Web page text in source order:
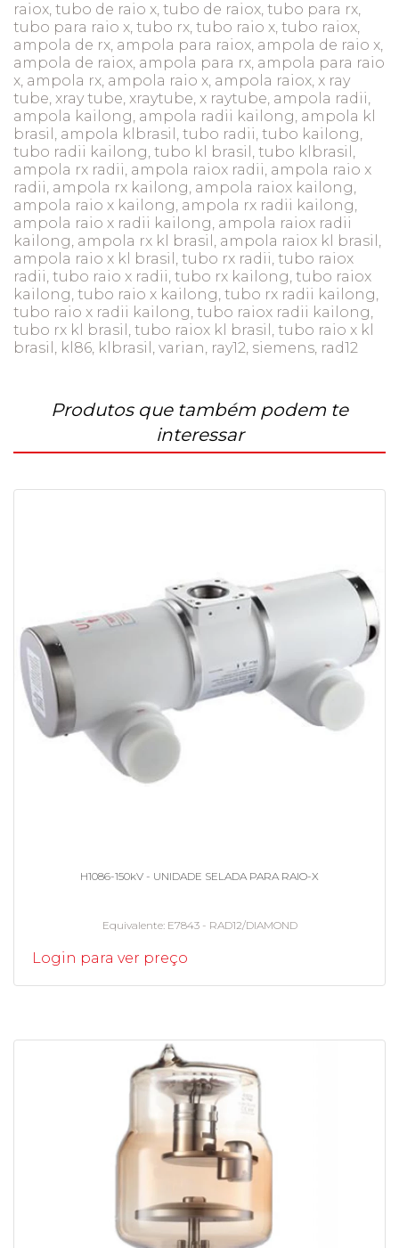
raiox, tubo de raio x, tubo de raiox, tubo para rx,
tubo para raio x, tubo rx, tubo raio x, tubo raiox,
ampola de rx, ampola para raiox, ampola de raio x,
ampola de raiox, ampola para rx, ampola para raio
x, ampola rx, ampola raio x, ampola raiox, x ray
tube, xray tube, xraytube, x raytube, ampola radii,
ampola kailong, ampola radii kailong, ampola kl
brasil, ampola klbrasil, tubo radii, tubo kailong,
tubo radii kailong, tubo kl brasil, tubo klbrasil,
ampola rx radii, ampola raiox radii, ampola raio x
radii, ampola rx kailong, ampola raiox kailong,
ampola raio x kailong, ampola rx radii kailong,
ampola raio x radii kailong, ampola raiox radii
kailong, ampola rx kl brasil, ampola raiox kl brasil,
ampola raio x kl brasil, tubo rx radii, tubo raiox
radii, tubo raio x radii, tubo rx kailong, tubo raiox
kailong, tubo raio x kailong, tubo rx radii kailong,
tubo raio x radii kailong, tubo raiox radii kailong,
tubo rx kl brasil, tubo raiox kl brasil, tubo raio x kl
brasil, kl86, klbrasil, varian, ray12, siemens, rad12
Produtos que também podem te
interessar
H1086-150kV - UNIDADE SELADA PARA RAIO-X
Equivalente E7843 - RAD12/DIAMOND
Login para ver preço